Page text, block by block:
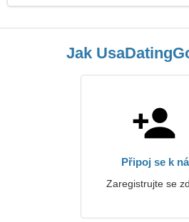
Jak
Připoj se k
Zaregistrujte se